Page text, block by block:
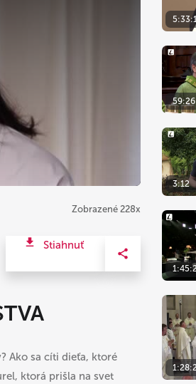
Zobrazené 228x
Stiahnuť
Ako sa cíti dieťa, ktoré
ktorá prišla na svet
59:26
3:12